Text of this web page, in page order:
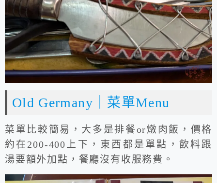
Old Germany｜菜單Menu
菜單比較簡易，大多是排餐or燉肉飯，價格
約在200-400上下，東西都是單點，飲料跟
湯要額外加點，餐廳沒有收服務費。